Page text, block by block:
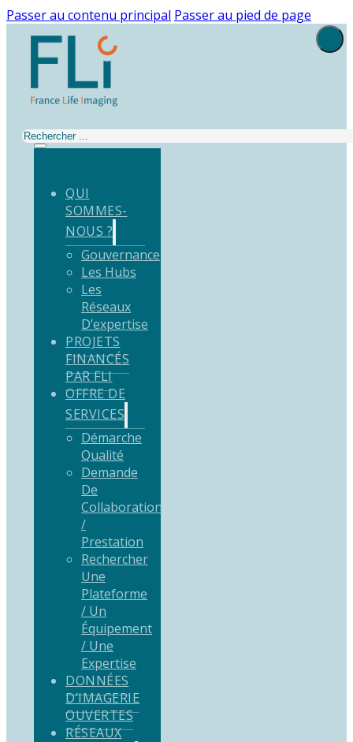
Passer au contenu principal Passer au pied de page
Rechercher
QUI
SOMMES-
NOUS ?
Gouvernance
Les Hubs
Les
Réseaux
D’expertise
PROJETS
FINANCÉS
PAR FLI
OFFRE DE
SERVICES
Démarche
Qualité
Demande
De
Collaboration
/
Prestation
Rechercher
Une
Plateforme
/ Un
Équipement
/ Une
Expertise
DONNÉES
D’IMAGERIE
OUVERTES
RÉSEAUX